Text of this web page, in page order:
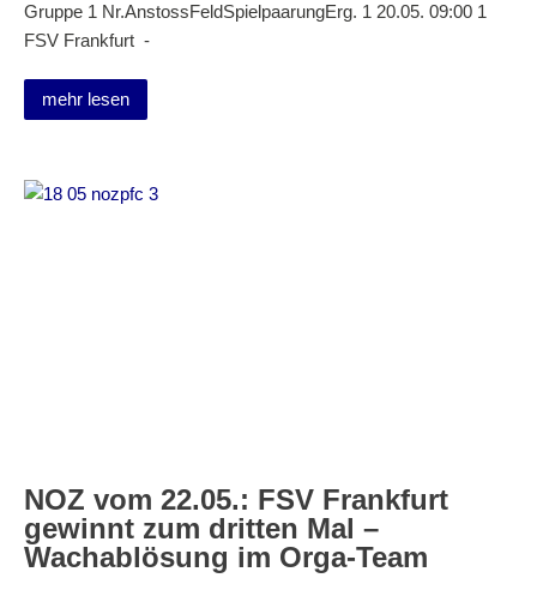
Gruppe 1 Nr.AnstossFeldSpielpaarungErg. 1 20.05. 09:00 1
FSV Frankfurt -
mehr lesen
NOZ vom 22.05.: FSV Frankfurt
gewinnt zum dritten Mal –
Wachablösung im Orga-Team